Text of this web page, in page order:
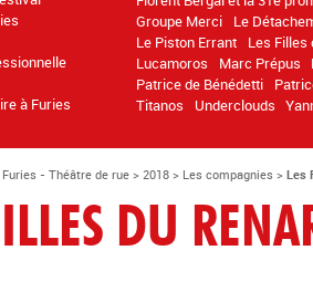
à Furies
Groupe Merci
Le
Le Piston Errant
Les Filles
Lucamoros
Marc Prépus
Patrice de Bénédetti
Titanos
Underclouds
- Théâtre de rue > 2018 > Les compagnies >Les
DU